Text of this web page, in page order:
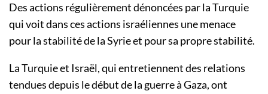
Des actions régulièrement dénoncées par la Turquie
qui voit dans ces actions israéliennes une menace
pour la stabilité de la Syrie et pour sa propre stabilité.
La Turquie et Israël, qui entretiennent des relations
tendues depuis le début de la guerre à Gaza, ont